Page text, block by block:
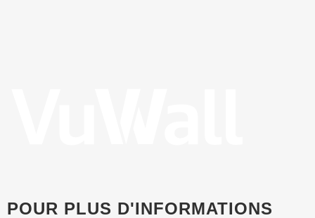
POUR PLUS D'INFORMATIONS
Español